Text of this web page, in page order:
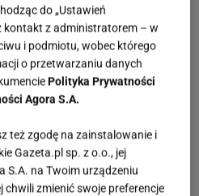
do „Ustawień
kontakt z administratorem – w
i podmiotu, wobec którego
o przetwarzaniu danych
Polityka Prywatności
Agora S.A.
też zgodę na zainstalowanie i
Gazeta.pl sp. z o.o., jej
S.A. na Twoim urządzeniu
chwili zmienić swoje preferencje